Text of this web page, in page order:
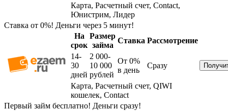
Карта, Расчетный счет, Contact,
Юнистрим, Лидер
Ставка от 0%! Деньги через 5 минут!
На
срок
Размер
займа
Ставка Рассмотрение
14-
30
дней
2 000-
10 000
рублей
От 0%
в день
Сразу
Карта, Расчетный счет, QIWI
кошелек, Contact
Первый займ бесплатно! Деньги сразу!